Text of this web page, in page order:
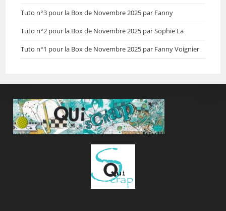
Tuto n°3 pour la Box de Novembre 2025 par Fanny
Tuto n°2 pour la Box de Novembre 2025 par Sophie La
Tuto n°1 pour la Box de Novembre 2025 par Fanny Voignier